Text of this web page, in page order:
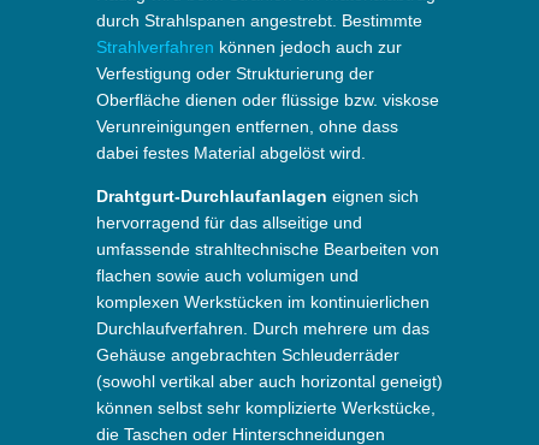
durch Strahlspanen angestrebt. Bestimmte
Strahlverfahren können jedoch auch zur
Verfestigung oder Strukturierung der
Oberfläche dienen oder flüssige bzw. viskose
Verunreinigungen entfernen, ohne dass
dabei festes Material abgelöst wird.
Drahtgurt-Durchlaufanlagen eignen sich
hervorragend für das allseitige und
umfassende strahltechnische Bearbeiten von
flachen sowie auch volumigen und
komplexen Werkstücken im kontinuierlichen
Durchlaufverfahren. Durch mehrere um das
Gehäuse angebrachten Schleuderräder
(sowohl vertikal aber auch horizontal geneigt)
können selbst sehr komplizierte Werkstücke,
die Taschen oder Hinterschneidungen